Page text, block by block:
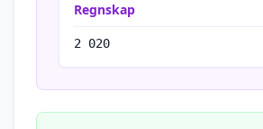
Regnskap
2 020